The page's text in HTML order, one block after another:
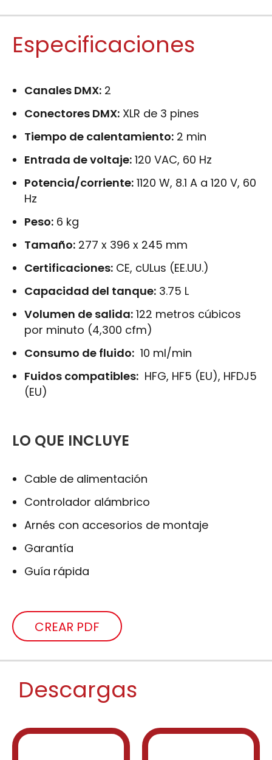
Especificaciones
Canales DMX: 2
Conectores DMX: XLR de 3 pines
Tiempo de calentamiento: 2 min
Entrada de voltaje: 120 VAC, 60 Hz
Potencia/corriente: 1120 W, 8.1 A a 120 V, 60
Hz
Peso: 6 kg
Tamaño: 277 x 396 x 245 mm
Certificaciones: CE, cULus (EE.UU.)
Capacidad del tanque: 3.75 L
Volumen de salida: 122 metros cúbicos
por minuto (4,300 cfm)
Consumo de fluido: 10 ml/min
Fuidos compatibles: HFG, HF5 (EU), HFDJ5
(EU)
LO QUE INCLUYE
Cable de alimentación
Controlador alámbrico
Arnés con accesorios de montaje
Garantía
Guía rápida
CREAR PDF
Descargas